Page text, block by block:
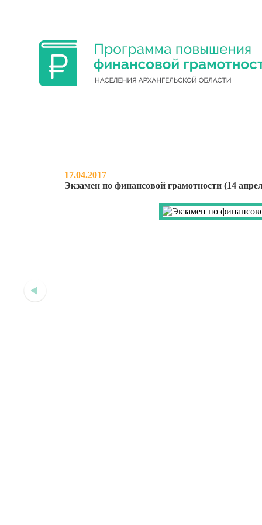
О ПРОЕКТЕ
ЭКЗАМЕН ПО
17.04.2017
Экзамен по финансовой грамотности (14